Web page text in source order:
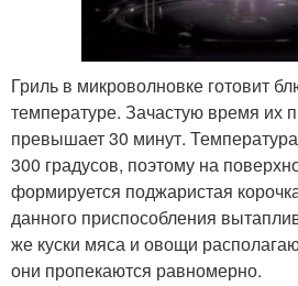
Гриль в микроволновке готовит
температуре. Зачастую время их
превышает 30 минут.
300 градусов, поэтому на
формируется поджаристая
данного приспособления
же куски мяса и овощи
они пропекаются равномерно.